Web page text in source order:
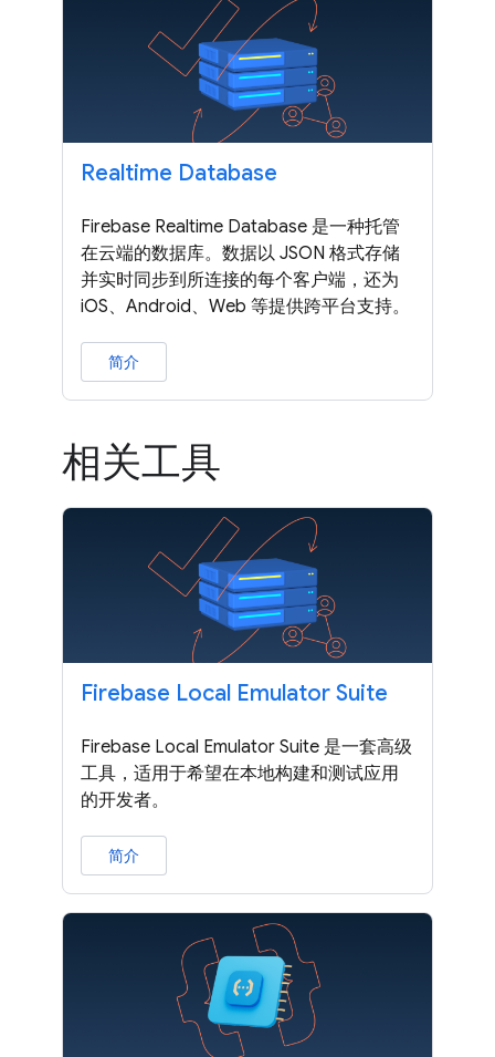
Realtime Database
Firebase Realtime Database 是一种托管
在云端的数据库。数据以 JSON 格式存储
并实时同步到所连接的每个客户端，还为
iOS、Android、Web 等提供跨平台支持。
简介
相关工具
Firebase Local Emulator Suite
Firebase Local Emulator Suite 是一套高级
工具，适用于希望在本地构建和测试应用
的开发者。
简介